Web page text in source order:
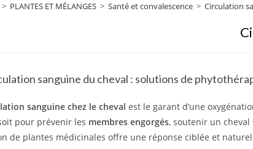
> PLANTES ET MÉLANGES > Santé et convalescence > Circulation
sanguine du cheval : solutions de
sanguine chez le cheval est le garant d’une
pour prévenir les membres engorgés, soutenir un cheval
de plantes médicinales offre une réponse ciblée et